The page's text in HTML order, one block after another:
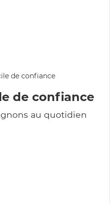
de confiance
au quotidien